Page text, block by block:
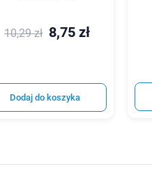
10,29 zł 8,75 zł
Dodaj do koszyka